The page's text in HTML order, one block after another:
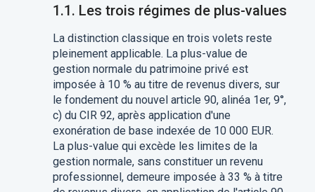
1.1. Les trois régimes de plus-values
La distinction classique en trois volets reste
pleinement applicable. La plus-value de
gestion normale du patrimoine privé est
imposée à 10 % au titre de revenus divers, sur
le fondement du nouvel article 90, alinéa 1er, 9°,
c) du CIR 92, après application d'une
exonération de base indexée de 10 000 EUR.
La plus-value qui excède les limites de la
gestion normale, sans constituer un revenu
professionnel, demeure imposée à 33 % à titre